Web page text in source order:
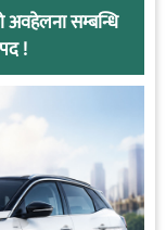
सम्बन्धि
!